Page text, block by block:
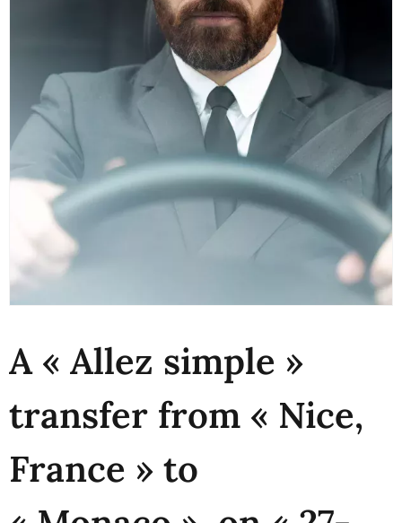
A « Allez simple »
transfer from « Nice,
France » to